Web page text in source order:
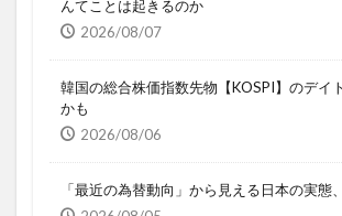
んてことは起きるのか
2026/08/07
韓国の総合株価指数先物【KOSPI】のデイ
かも
2026/08/06
「最近の為替動向」から見える日本の実態